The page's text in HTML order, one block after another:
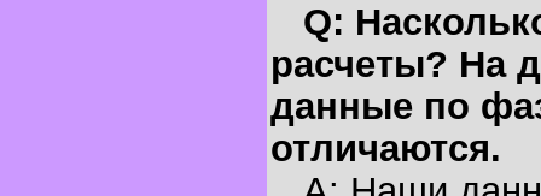
Q:
расчеты? На
данные по
отличаются.